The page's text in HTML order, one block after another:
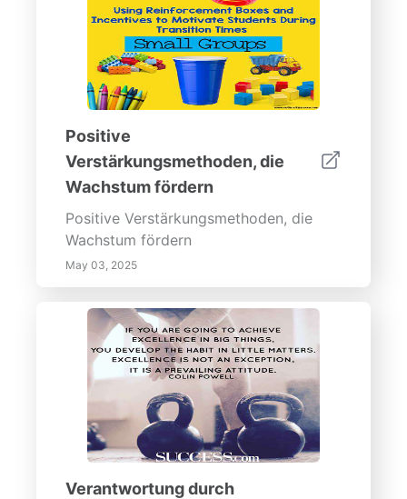
Positive
Verstärkungsmethoden, die
Wachstum fördern
Positive Verstärkungsmethoden, die
Wachstum fördern
May 03, 2025
Verantwortung durch